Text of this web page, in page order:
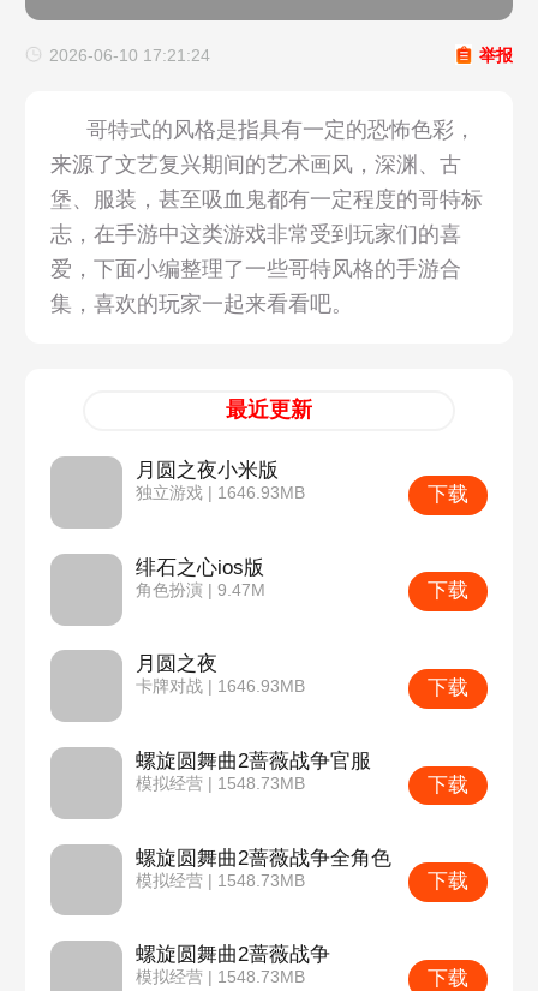
2026-06-10 17:21:24 举报
哥特式的风格是指具有一定的恐怖色彩，
来源了文艺复兴期间的艺术画风，深渊、古
堡、服装，甚至吸血鬼都有一定程度的哥特标
志，在手游中这类游戏非常受到玩家们的喜
爱，下面小编整理了一些哥特风格的手游合
集，喜欢的玩家一起来看看吧。
最近更新
月圆之夜小米版
独立游戏 | 1646.93MB 下载
绯石之心ios版
角色扮演 | 9.47M 下载
月圆之夜
卡牌对战 | 1646.93MB 下载
螺旋圆舞曲2蔷薇战争官服
模拟经营 | 1548.73MB 下载
螺旋圆舞曲2蔷薇战争全角色
模拟经营 | 1548.73MB 下载
螺旋圆舞曲2蔷薇战争
模拟经营 | 1548.73MB 下载